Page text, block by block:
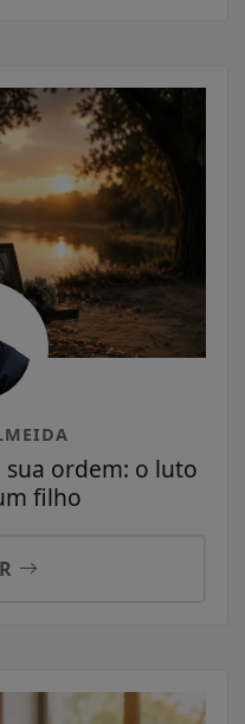
ordem: o luto
filho